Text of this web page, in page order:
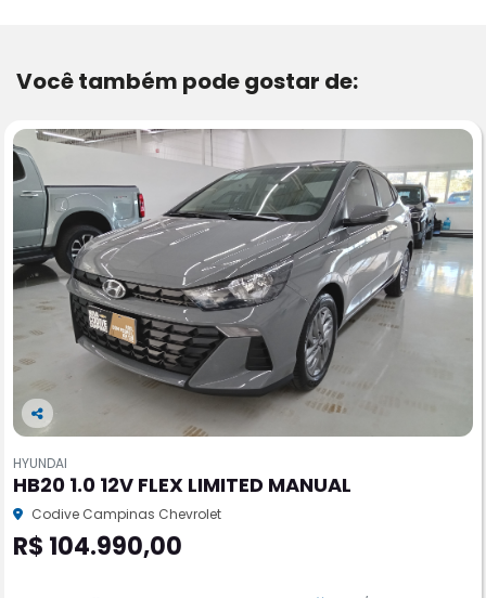
Você também pode gostar de:
Co
pa
rtil
he
HYUNDAI
HB20 1.0 12V FLEX LIMITED MANUAL
Codive Campinas Chevrolet
R$ 104.990,00